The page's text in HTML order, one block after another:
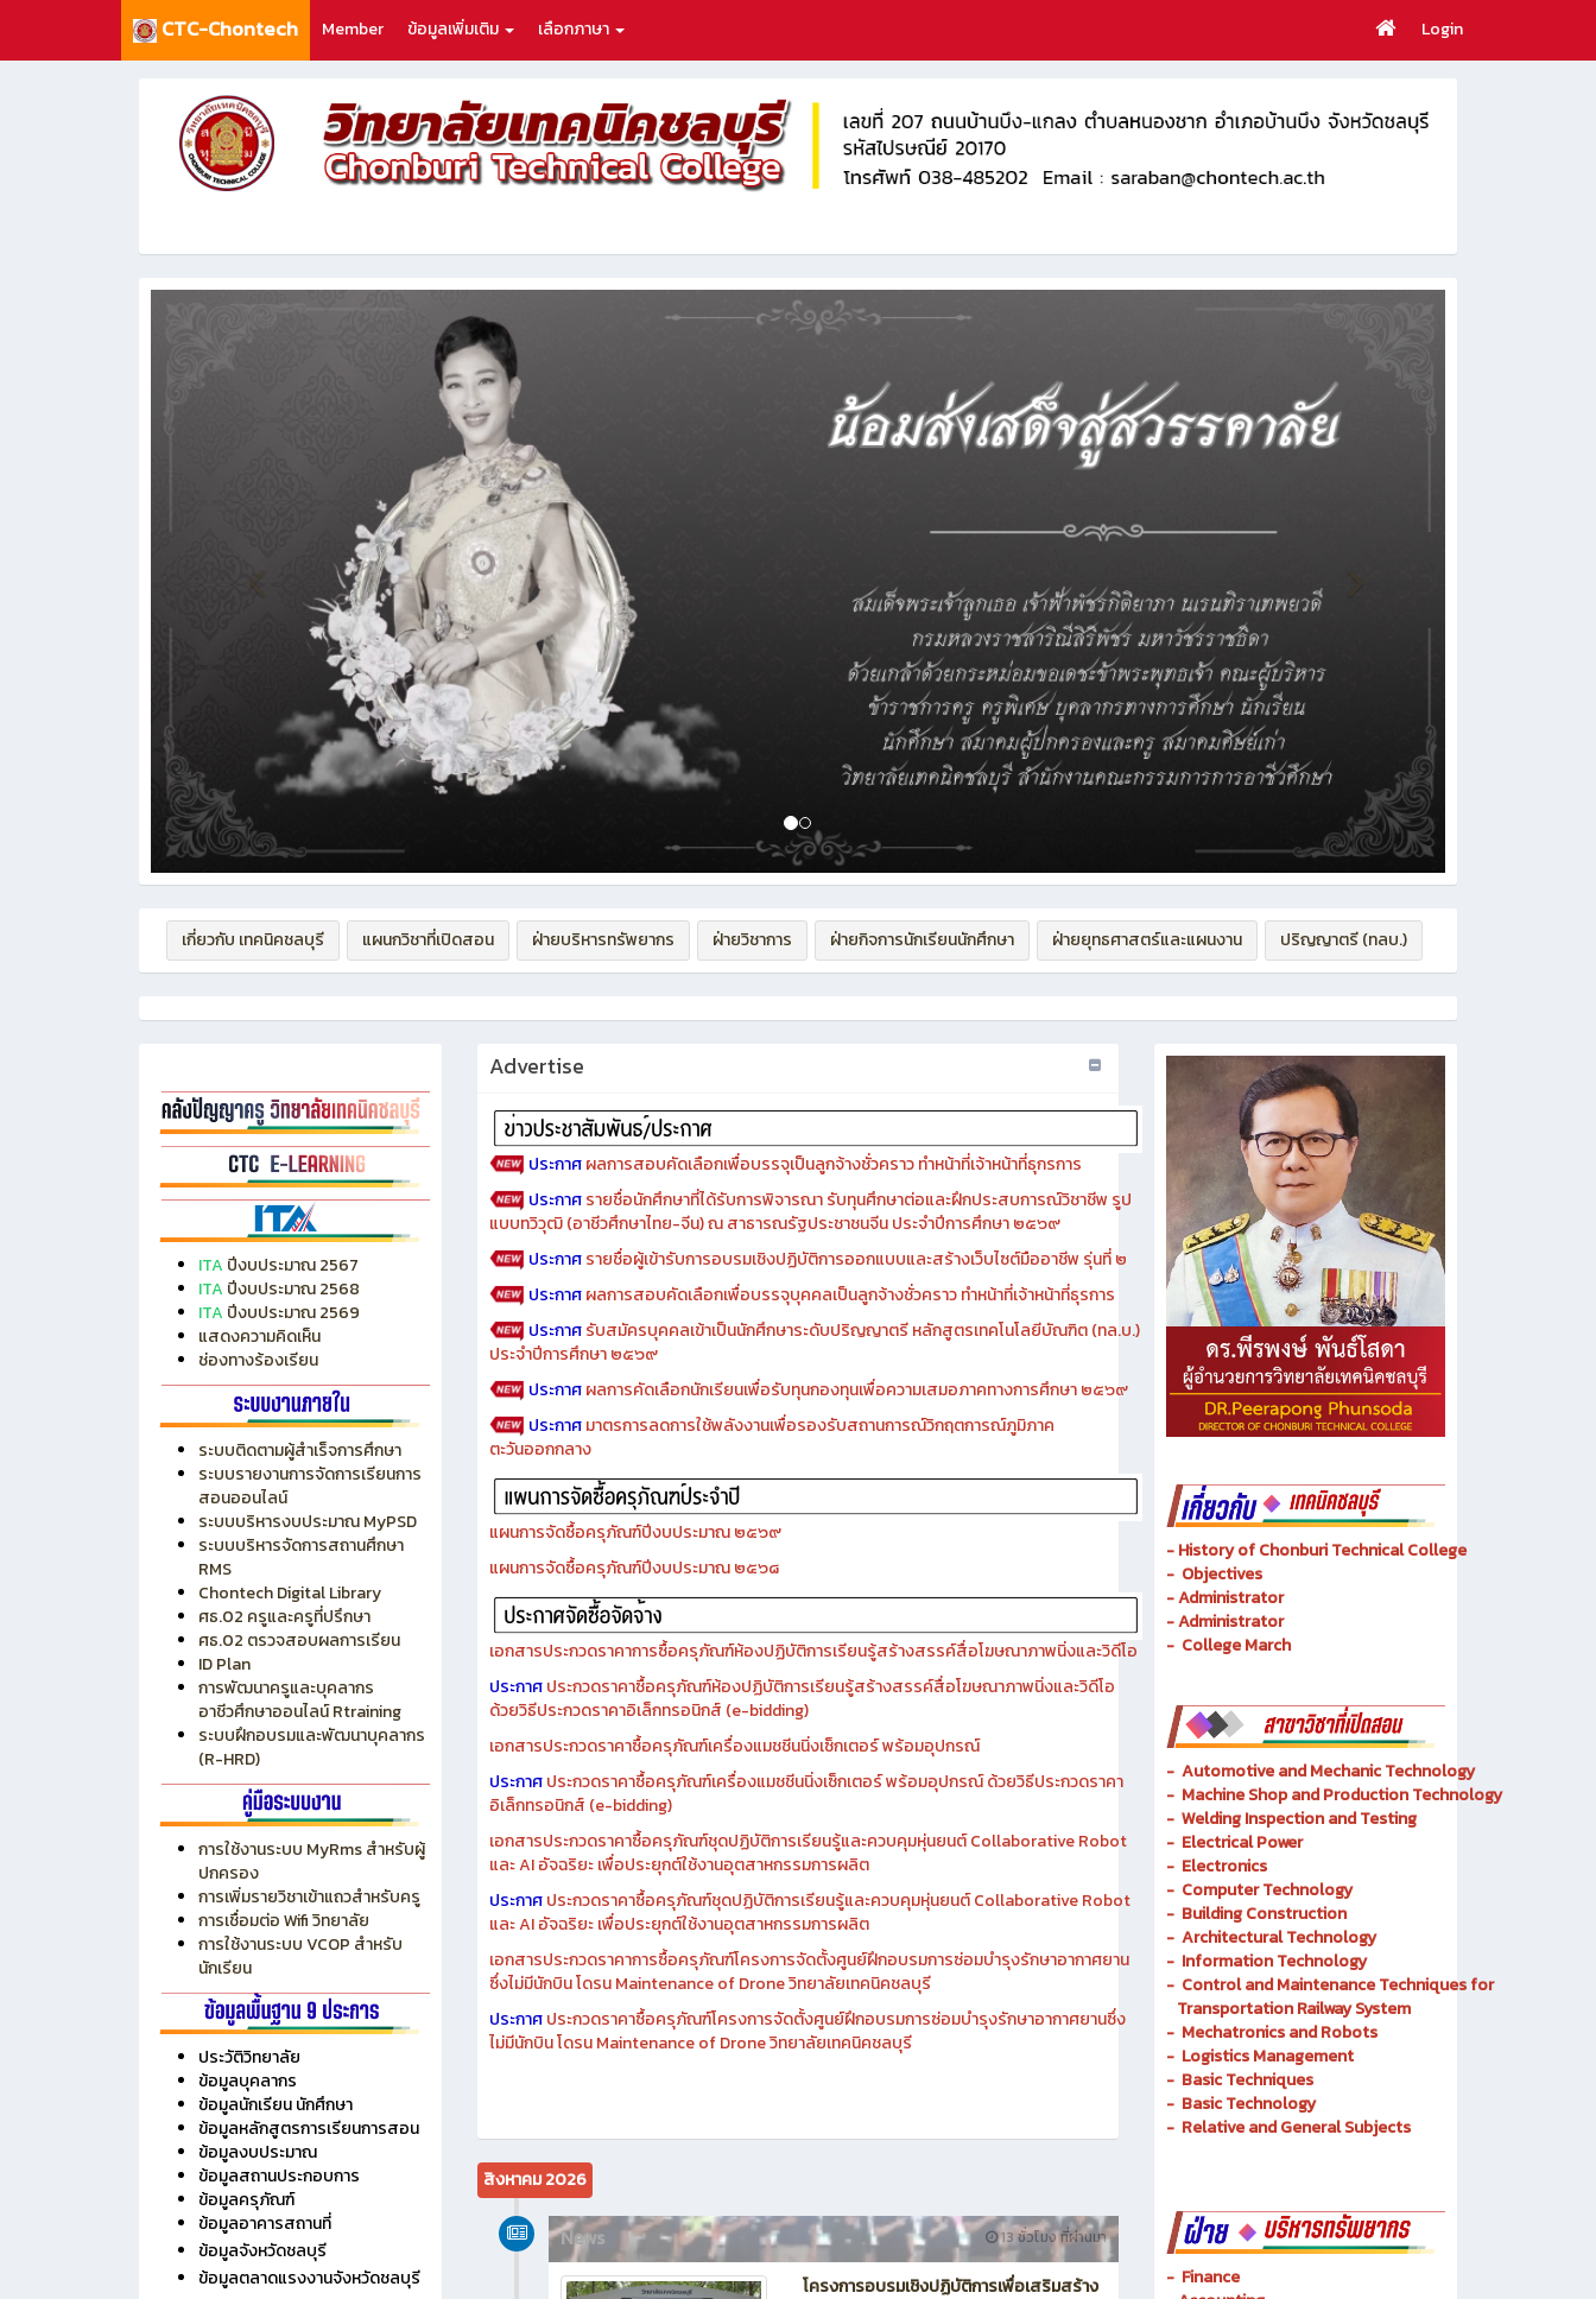
CTC-Chontech Member ข้อมูลเพิ่มเติม เลือกภาษา Login
ITAปีงบประมาณ 2567
ITAปีงบประมาณ 2568
ปีงบประมาณ 2569
แสดงความคิดเห็น
ช่องทางร้องเรียน
ระบบติดตามผู้สำเร็จการศึกษา
ระบบรายงานการจัดการเรียนการ
สอนออนไลน์
ระบบบริหารงบประมาณ MyPSD
ระบบบริหารจัดการสถานศึกษา
RMS
Chontech Digital Library
ศธ.02 ครูและครูที่ปรึกษา
ศธ.02 ตรวจสอบผลการเรียน
ID Plan
การพัฒนาครูและบุคลากร
อาชีวศึกษาออนไลน์ Rtraining
ระบบฝึกอบรมและพัฒนาบุคลากร
(R-HRD)
การใช้งานระบบ MyRms สำหรับผู้
ปกครอง
การเพิ่มรายวิชาเข้าแถวสำหรับครู
การเชื่อมต่อ Wifi วิทยาลัย
การใช้งานระบบ VCOP สำหรับ
นักเรียน
ประวัติวิทยาลัย
ข้อมูลบุคลากร
ข้อมูลนักเรียน นักศึกษา
ข้อมูลหลักสูตรการเรียนการสอน
ข้อมูลงบประมาณ
ข้อมูลสถานประกอบการ
Advertise
ประกาศผลการสอบคัดเลือกเพื่อบรรจุเป็นลูกจ้างชั่วคราว ทำหน้าที่เจ้าหน้าที่ธุกรการ
ประกาศรายชื่อนักศึกษาที่ได้รับการพิจารณา รับทุนศึกษาต่อและฝึกประสบการณ์วิชาชีพ รูป
แบบทวิวุฒิ (อาชีวศึกษาไทย-จีน) ณ สาธารณรัฐประชาชนจีน ประจำปีการศึกษา ๒๕๖๙
ประกาศรายชื่อผู้เข้ารับการอบรมเชิงปฏิบัติการออกแบบและสร้างเว็บไซต์มืออาชีพ รุ่นที่ ๒
ประกาศผลการสอบคัดเลือกเพื่อบรรจุบุคคลเป็นลูกจ้างชั่วคราว ทำหน้าที่เจ้าหน้าที่ธุรการ
ประกาศรับสมัครบุคคลเข้าเป็นนักศึกษาระดับปริญญาตรี หลักสูตรเทคโนโลยีบัณฑิต (ทล.บ.)
ประจำปีการศึกษา ๒๕๖๙
ประกาศผลการคัดเลือกนักเรียนเพื่อรับทุนกองทุนเพื่อความเสมอภาคทางการศึกษา ๒๕๖๙
ประกาศมาตรการลดการใช้พลังงานเพื่อรองรับสถานการณ์วิกฤตการณ์ภูมิภาค
ตะวันออกกลาง
แผนการจัดซื้อครุภัณฑ์ปีงบประมาณ ๒๕๖๙
แผนการจัดซื้อครุภัณฑ์ปีงบประมาณ ๒๕๖๘
เอกสารประกวดราคาการซื้อครุภัณฑ์ห้องปฏิบัติการเรียนรู้สร้างสรรค์สื่อโฆษณาภาพนิ่งและวิดีโอ
ประกาศประกวดราคาซื้อครุภัณฑ์ห้องปฏิบัติการเรียนรู้สร้างสรรค์สื่อโฆษณาภาพนิ่งและวิดีโอ
ด้วยวิธีประกวดราคาอิเล็กทรอนิกส์ (e-bidding)
เอกสารประกวดราคาซื้อครุภัณฑ์เครื่องแมชชีนนิ่งเซ็กเตอร์ พร้อมอุปกรณ์
ประกาศประกวดราคาซื้อครุภัณฑ์เครื่องแมชชีนนิ่งเซ็กเตอร์ พร้อมอุปกรณ์ ด้วยวิธีประกวดราคา
อิเล็กทรอนิกส์ (e-bidding)
เอกสารประกวดราคาซื้อครุภัณฑ์ชุดปฏิบัติการเรียนรู้และควบคุมหุ่นยนต์ Collaborative Robot
และ AI อัจฉริยะ เพื่อประยุกต์ใช้งานอุตสาหกรรมการผลิต
ประกาศประกวดราคาซื้อครุภัณฑ์ชุดปฏิบัติการเรียนรู้และควบคุมหุ่นยนต์ Collaborative Robot
และ AI อัจฉริยะ เพื่อประยุกต์ใช้งานอุตสาหกรรมการผลิต
เอกสารประกวดราคาการซื้อครุภัณฑ์โครงการจัดตั้งศูนย์ฝึกอบรมการซ่อมบำรุงรักษาอากาศยาน
ไม่มีนักบิน โดรน Maintenance of Drone วิทยาลัยเทคนิคชลบุรี
สิงหาคม 2026
- History of Chonburi Technical College
- Administrator
- College March
- Automotive and Mechanic
- Machine Shop and Production Technology
- Welding Inspection and Testing
- Electrical Power
- Electronics
- Computer Technology
-Building Construction
- Architectural Technology
- Information Technology
- Control and Maintenance Techniques for
Transportation Railway System
- Mechatronics and Robots
-Relative and General Subjects